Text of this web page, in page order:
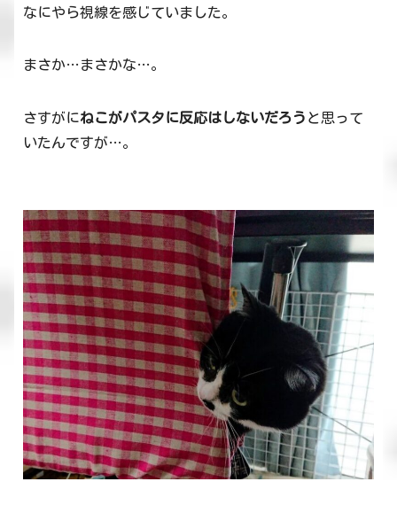
なにやら視線を感じていました。
まさか…まさかな…。
さすがにねこがパスタに反応はしないだろう と思って
いたんですが…。